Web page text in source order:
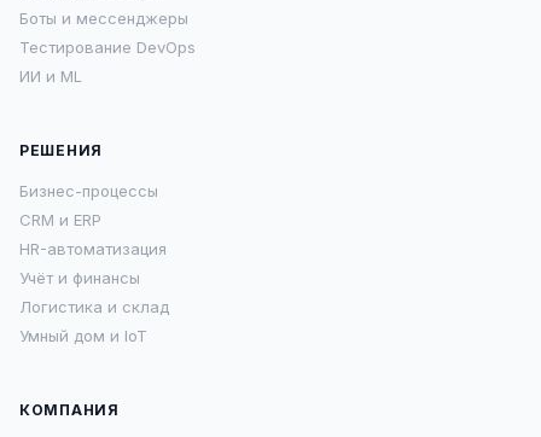
Боты и мессенджеры
Тестирование DevOps
ИИ и ML
РЕШЕНИЯ
Бизнес-процессы
CRM и ERP
HR-автоматизация
Учёт и финансы
Логистика и склад
Умный дом и IoT
КОМПАНИЯ